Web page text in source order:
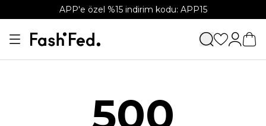
APP'e özel %15 indirim kodu: APP15
500